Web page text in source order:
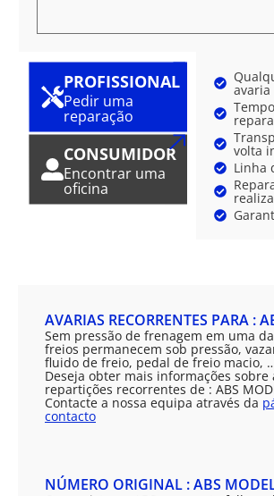
PROFISSIONAL
Pedir uma
reparação
CONSUMIDOR
Encontrar uma
oficina
avaria
volta
Linha
AVARIAS RECORRENTES PARA :
Sem pressão de frenagem em uma
freios permanecem sob pressão,
fluido de freio, pedal de freio macio,
Deseja obter mais informações sobre
repartições recorrentes de : ABS
Contacte a nossa equipa através da
contacto
NÚMERO ORIGINAL : ABS